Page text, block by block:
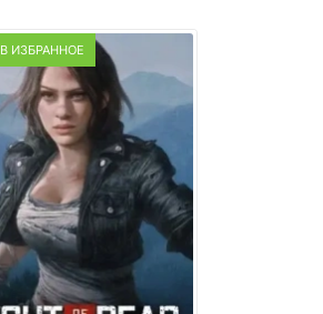
В ИЗБРАННОЕ